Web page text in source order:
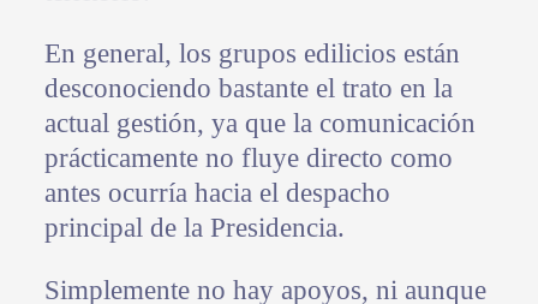
En general, los grupos edilicios están
desconociendo bastante el trato en la
actual gestión, ya que la comunicación
prácticamente no fluye directo como
antes ocurría hacia el despacho
principal de la Presidencia.
Simplemente no hay apoyos, ni aunque